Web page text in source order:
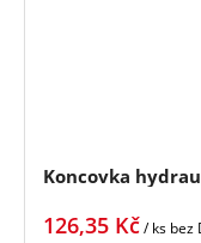
Koncovka
126,35 Kč/ ks bez